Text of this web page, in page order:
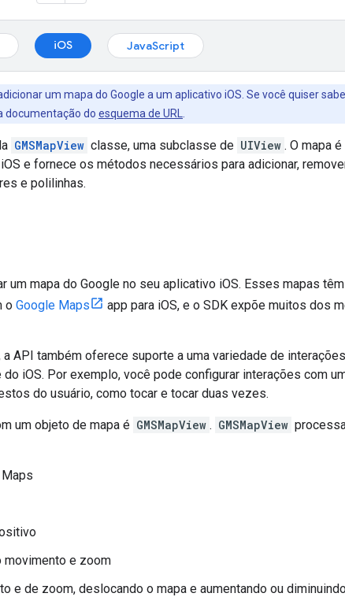
iOS JavaScript
um mapa do Google a um aplicativo iOS. Se você quiser
documentação do esquema de URL
GMSMapView classe, uma subclasse de UIView . O mapa
e fornece os métodos necessários para adicionar,
e polilinhas.
um mapa do Google no seu aplicativo iOS. Esses mapas
o Google Maps
app para iOS, e o SDK expõe muitos dos
API também oferece suporte a uma variedade de interações
iOS. Por exemplo, você pode configurar interações com
do usuário, como tocar e tocar duas vezes.
um objeto de mapa é GMSMapView . GMSMapView
movimento e zoom
e de zoom, deslocando o mapa e aumentando ou